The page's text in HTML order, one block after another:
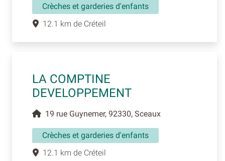
Crèches et garderies d'enfants
12.1 km de Créteil
LA COMPTINE
DEVELOPPEMENT
19 rue Guynemer, 92330, Sceaux
Crèches et garderies d'enfants
12.1 km de Créteil